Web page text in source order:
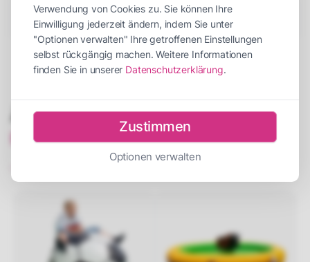
Versicherung
Ähnliche Produkte wie„Kamel
Rodeo“mieten:
Verwendung von Cookies zu. Sie können Ihre
Einwilligung jederzeit ändern, indem Sie unter
"Optionen verwalten" Ihre getroffenen Einstellungen
selbst rückgängig machen. Weitere Informationen
finden Sie in unserer Datenschutzerklärung.
Optionen verwalten
Zustimmen